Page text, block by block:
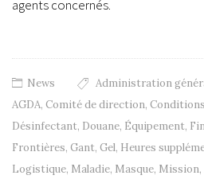
agents concernés.
News Administration
AGDA, Comité de direction, Conditions
Désinfectant, Douane, Équipement,
Frontières, Gant, Gel, Heures
Logistique, Maladie, Masque, Mission,